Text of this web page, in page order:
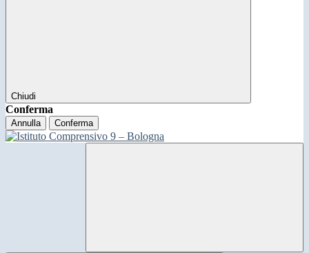
Chiudi
Conferma
Annulla Conferma